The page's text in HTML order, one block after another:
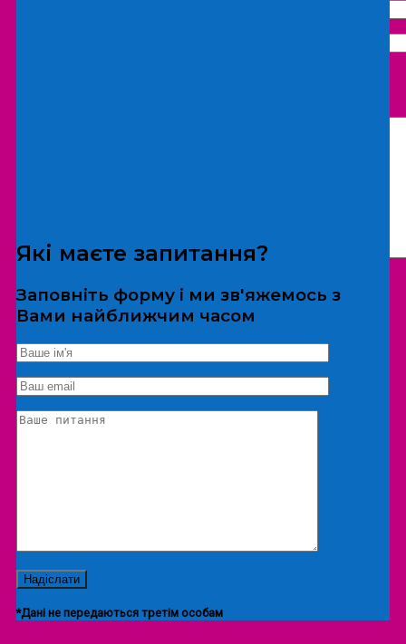
*Дані не передаються третім особам
Екскурсія/локація
Які маєте запитання?
Заповніть форму і ми зв'яжемось з
Вами найближчим часом
*Дані не передаються третім особам